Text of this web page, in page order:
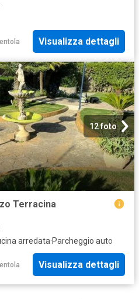
Visualizza dettagli
12 foto
Terracina
arredata·Parcheggio auto
Visualizza dettagli